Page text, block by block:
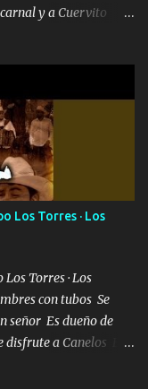
y a Cuervito
por todita a la ciudad
Bulevares
mi APA FLACO
DE LA RANA 🐸
Música Al
necesidad no porque
y nunca con la
ando de enamorado
Los Torres · Los
Torres · Los
con tubos Se
señor Es dueño de
disfrute a Canelos Es